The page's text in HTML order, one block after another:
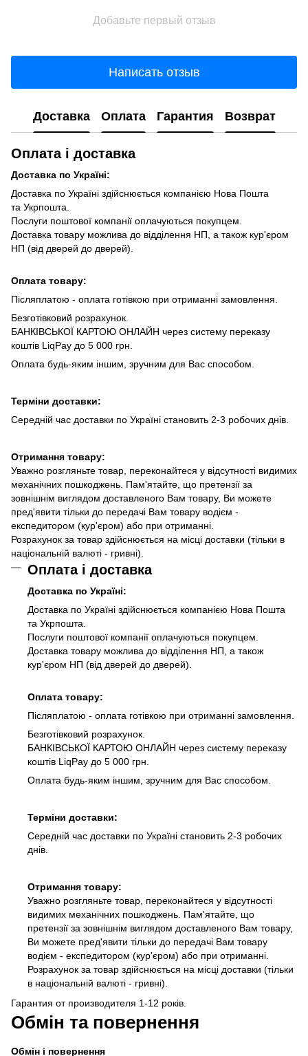
Добавьте первый отзыв
Написать отзыв
Доставка Оплата Гарантия Возврат
Оплата і доставка
Доставка по Україні:
Доставка по Україні здійснюється компанією Нова Пошта
та Укрпошта.
Послуги поштової компанії оплачуються покупцем.
Доставка товару можлива до відділення НП, а також кур'єром
НП (від дверей до дверей).
Оплата товару:
Післяплатою - оплата готівкою при отриманні замовлення.
Безготівковий розрахунок.
БАНКІВСЬКОЇ КАРТОЮ ОНЛАЙН через систему переказу
коштів LiqPay до 5 000 грн.
Оплата будь-яким іншим, зручним для Вас способом.
Терміни доставки:
Середній час доставки по Україні становить 2-3 робочих днів.
Отримання товару:
Уважно розгляньте товар, переконайтеся у відсутності видимих
механічних пошкоджень. Пам'ятайте, що претензії за
зовнішнім виглядом доставленого Вам товару, Ви можете
пред'явити тільки до передачі Вам товару водієм -
експедитором (кур'єром) або при отриманні.
Розрахунок за товар здійснюється на місці доставки (тільки в
національній валюті - гривні).
Оплата і доставка
Доставка по Україні:
Доставка по Україні здійснюється компанією Нова Пошта
та Укрпошта.
Послуги поштової компанії оплачуються покупцем.
Доставка товару можлива до відділення НП, а також
кур'єром НП (від дверей до дверей).
Оплата товару:
Післяплатою - оплата готівкою при отриманні замовлення.
Безготівковий розрахунок.
БАНКІВСЬКОЇ КАРТОЮ ОНЛАЙН через систему переказу
коштів LiqPay до 5 000 грн.
Оплата будь-яким іншим, зручним для Вас способом.
Терміни доставки:
Середній час доставки по Україні становить 2-3 робочих
днів.
Отримання товару:
Уважно розгляньте товар, переконайтеся у відсутності
видимих механічних пошкоджень. Пам'ятайте, що
претензії за зовнішнім виглядом доставленого Вам товару,
Ви можете пред'явити тільки до передачі Вам товару
водієм - експедитором (кур'єром) або при отриманні.
Розрахунок за товар здійснюється на місці доставки (тільки
в національній валюті - гривні).
Гарантия от производителя 1-12 років.
Обмін та повернення
Обмін і повернення